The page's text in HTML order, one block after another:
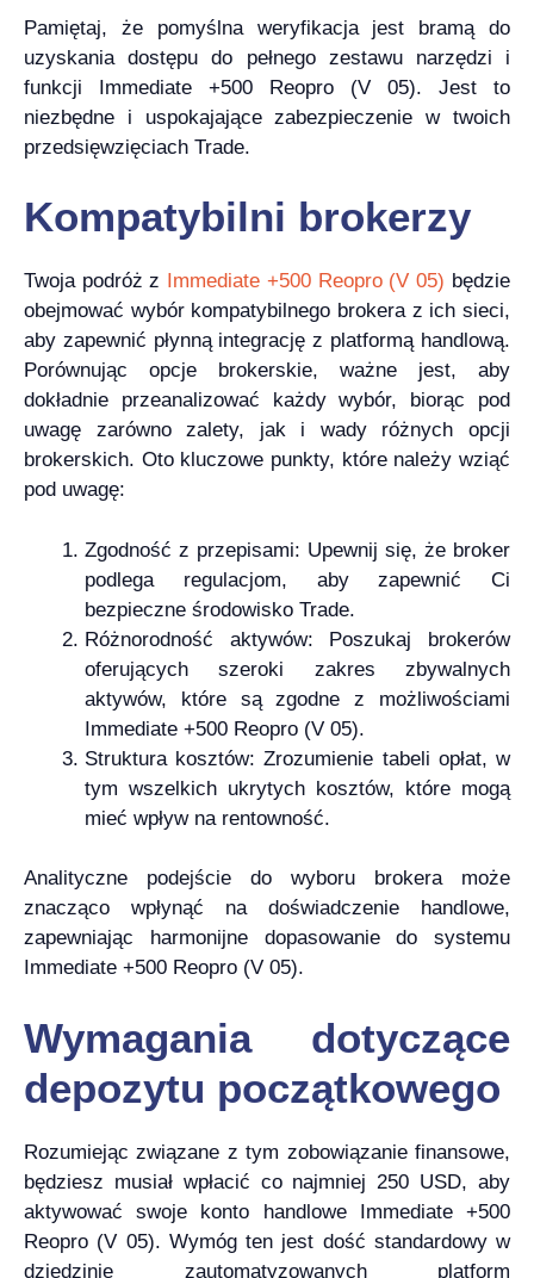
Pamiętaj, że pomyślna weryfikacja jest bramą do
uzyskania dostępu do pełnego zestawu narzędzi i
funkcji Immediate +500 Reopro (V 05). Jest to
niezbędne i uspokajające zabezpieczenie w twoich
przedsięwzięciach Trade.
Kompatybilni brokerzy
Twoja podróż z Immediate +500 Reopro (V 05) będzie
obejmować wybór kompatybilnego brokera z ich sieci,
aby zapewnić płynną integrację z platformą handlową.
Porównując opcje brokerskie, ważne jest, aby
dokładnie przeanalizować każdy wybór, biorąc pod
uwagę zarówno zalety, jak i wady różnych opcji
brokerskich. Oto kluczowe punkty, które należy wziąć
pod uwagę:
Zgodność z przepisami: Upewnij się, że broker
podlega regulacjom, aby zapewnić Ci
bezpieczne środowisko Trade.
Różnorodność aktywów: Poszukaj brokerów
oferujących szeroki zakres zbywalnych
aktywów, które są zgodne z możliwościami
Immediate +500 Reopro (V 05).
Struktura kosztów: Zrozumienie tabeli opłat, w
tym wszelkich ukrytych kosztów, które mogą
mieć wpływ na rentowność.
Analityczne podejście do wyboru brokera może
znacząco wpłynąć na doświadczenie handlowe,
zapewniając harmonijne dopasowanie do systemu
Immediate +500 Reopro (V 05).
Wymagania dotyczące
depozytu początkowego
Rozumiejąc związane z tym zobowiązanie finansowe,
będziesz musiał wpłacić co najmniej 250 USD, aby
aktywować swoje konto handlowe Immediate +500
Reopro (V 05). Wymóg ten jest dość standardowy w
dziedzinie zautomatyzowanych platform